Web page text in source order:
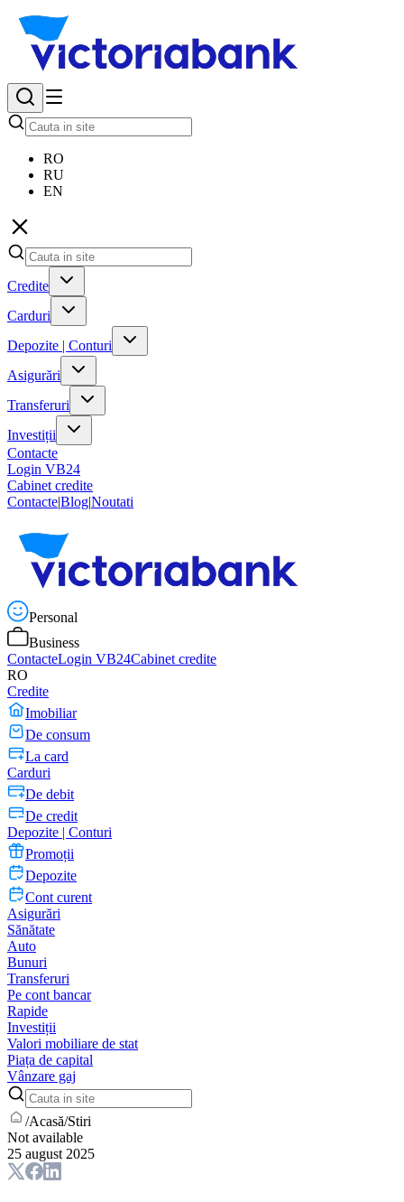
RO
RU
EN
Credite
Carduri
Depozite | Conturi
Asigurări
Transferuri
Investiții
Contacte
Login VB24
Cabinet credite
Contacte|Blog|Noutati
Personal
Business
ContacteLogin VB24Cabinet credite
RO
Credite
Imobiliar
De consum
La card
Carduri
De debit
De credit
Depozite | Conturi
Promoții
Depozite
Cont curent
Asigurări
Sănătate
Auto
Bunuri
Transferuri
Pe cont bancar
Rapide
Investiții
Valori mobiliare de stat
Piața de capital
Vânzare gaj
/Acasă/Stiri
Not available
25 august 2025